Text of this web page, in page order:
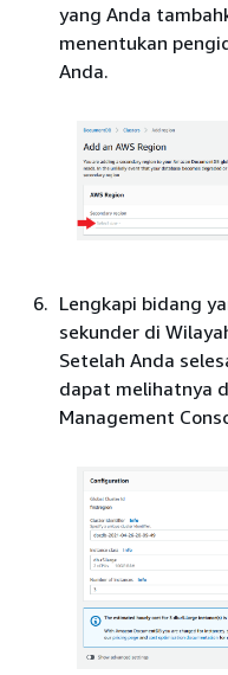
yang Anda
menentukan
Anda.
Lengkapi bidang
sekunder di
Setelah Anda
dapat melihatnya
Management